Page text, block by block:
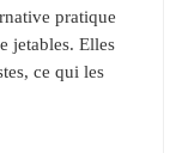
pratique
jetables. Elles
ce qui les